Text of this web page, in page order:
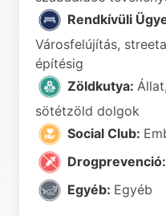
Rendkívüli
Városfelújítás,
építésig
Zöldkutya:
sötétzöld dolgok
Social Club:
Drogprevenció:
Egyéb: Egyéb